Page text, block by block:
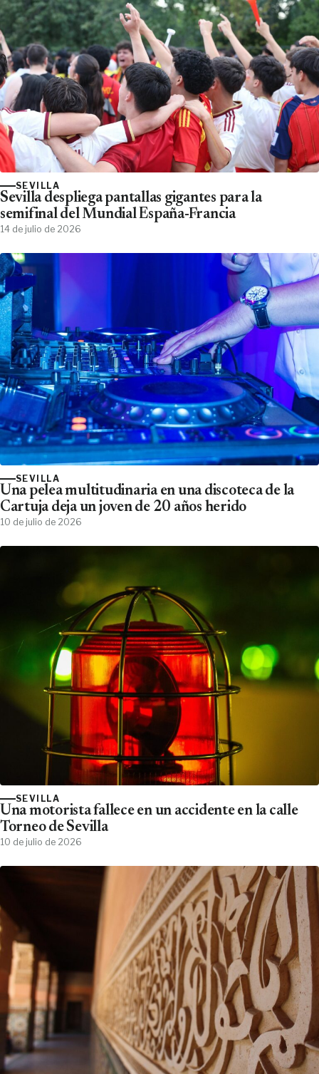
SEVILLA
Sevilla despliega pantallas gigantes para la
semifinal del Mundial España-Francia
14 de julio de 2026
SEVILLA
Una pelea multitudinaria en una discoteca de la
Cartuja deja un joven de 20 años herido
10 de julio de 2026
SEVILLA
Una motorista fallece en un accidente en la calle
Torneo de Sevilla
10 de julio de 2026